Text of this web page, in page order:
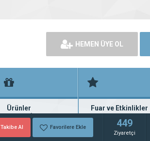
HEMEN ÜYE OL
Ürünler
Binlerce firma ürünü
Fuar ve Etkinlikler
Fuar ve etkinlik planları
Takibe Al Favorilere Ekle 449
Ziyaretçi